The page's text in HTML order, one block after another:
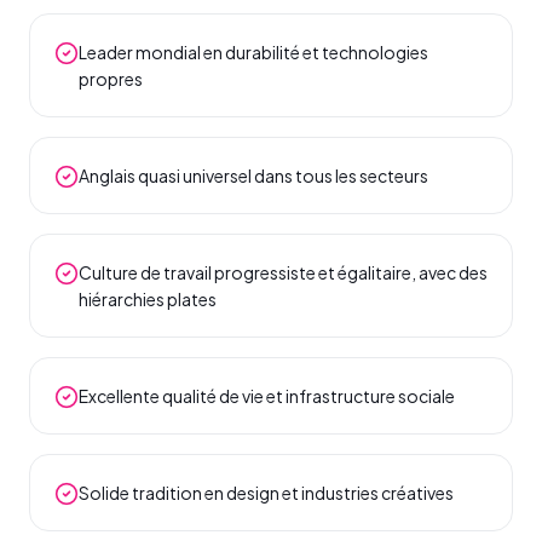
Leader mondial en durabilité et technologies
propres
Anglais quasi universel dans tous les secteurs
Culture de travail progressiste et égalitaire, avec des
hiérarchies plates
Excellente qualité de vie et infrastructure sociale
Solide tradition en design et industries créatives